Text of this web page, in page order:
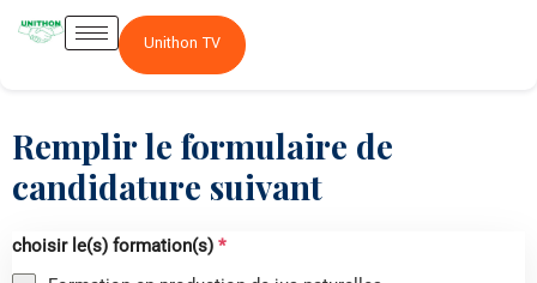
Unithon TV
Remplir le formulaire de
candidature suivant
choisir le(s) formation(s) *